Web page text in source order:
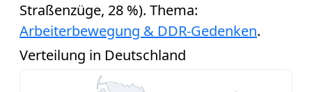
Straßenzüge, 28 %). Thema:
Arbeiterbewegung & DDR-Gedenken.
Verteilung in Deutschland